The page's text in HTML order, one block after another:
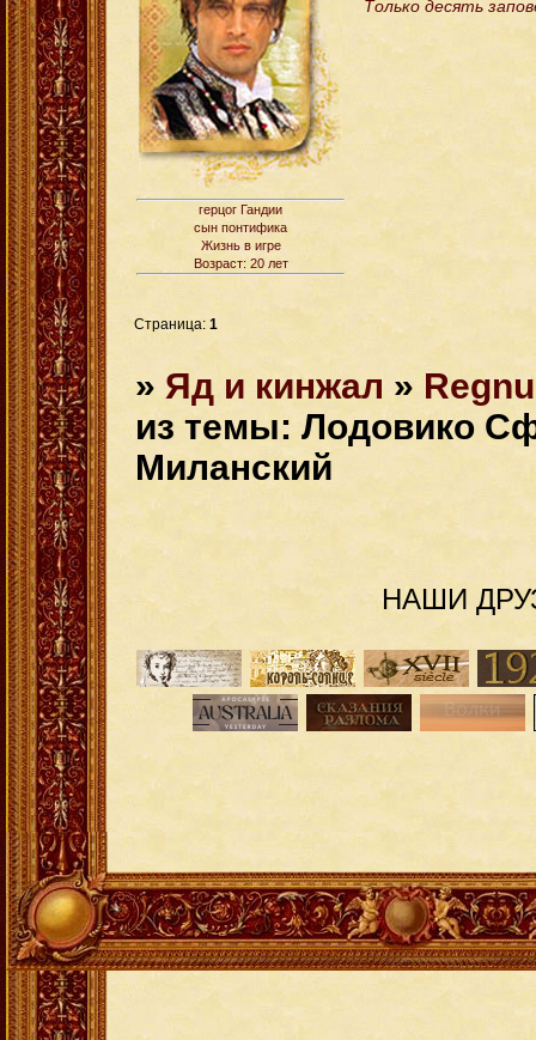
герцог Гандии
сын понтифика
Жизнь в игре
Возраст: 20 лет
Только десять
Страница:1
» Яд и кинжал »
из темы: Лодовико
Миланский
НАШИ